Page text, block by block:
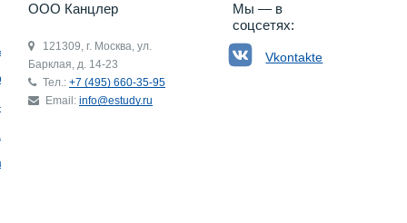
ООО Канцлер
121309, г. Москва, ул.
Барклая, д. 14-23
Тел.: +7 (495) 660-35-95
Email: info@estudy.ru
Мы — в
соцсетях:
Vkontakte